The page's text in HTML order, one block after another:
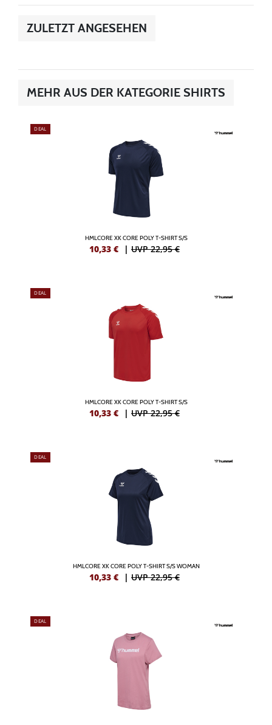
ZULETZT ANGESEHEN
MEHR AUS DER KATEGORIE SHIRTS
DEAL
HMLCORE XK CORE POLY T-SHIRT S/S
10,33 € | UVP 22,95 €
DEAL
HMLCORE XK CORE POLY T-SHIRT S/S
10,33 € | UVP 22,95 €
DEAL
HMLCORE XK CORE POLY T-SHIRT S/S WOMAN
10,33 € | UVP 22,95 €
DEAL